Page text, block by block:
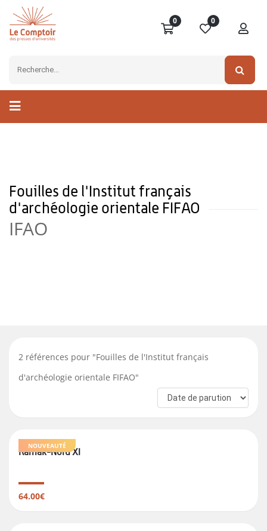
0 0
Fouilles de l'Institut français
d'archéologie orientale FIFAO
IFAO
2 références pour "Fouilles de l'Institut français
d'archéologie orientale FIFAO"
NOUVEAUTÉ
Karnak-Nord XI
64.00€